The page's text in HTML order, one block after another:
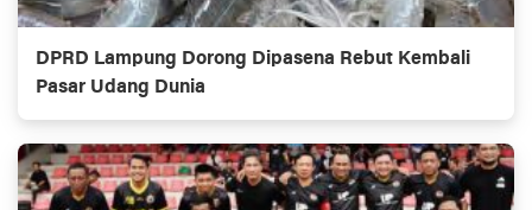
DPRD Lampung Dorong Dipasena Rebut Kembali
Pasar Udang Dunia